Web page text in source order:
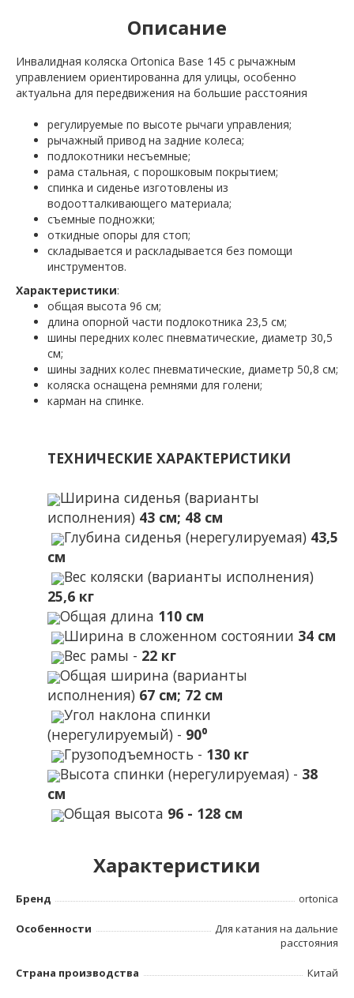
Описание
Инвалидная коляска Ortonica Base 145 с рычажным
управлением ориентированна для улицы, особенно
актуальна для передвижения на большие расстояния
регулируемые по высоте рычаги управления;
рычажный привод на задние колеса;
подлокотники несъемные;
рама стальная, с порошковым покрытием;
спинка и сиденье изготовлены из
водоотталкивающего материала;
съемные подножки;
откидные опоры для стоп;
складывается и раскладывается без помощи
инструментов.
Характеристики:
общая высота 96 см;
длина опорной части подлокотника 23,5 см;
шины передних колес пневматические, диаметр 30,5
см;
шины задних колес пневматические, диаметр 50,8 см;
коляска оснащена ремнями для голени;
карман на спинке.
ТЕХНИЧЕСКИЕ ХАРАКТЕРИСТИКИ
Ширина сиденья (варианты
исполнения) 43 см; 48 см
Глубина сиденья (нерегулируемая) 43,5
см
Вес коляски (варианты исполнения)
25,6 кг
Общая длина 110 см
Ширина в сложенном состоянии 34 см
Вес рамы - 22 кг
Общая ширина (варианты
исполнения) 67 см; 72 см
Угол наклона спинки
(нерегулируемый) - 90⁰
Грузоподъемность - 130 кг
Высота спинки (нерегулируемая) - 38
см
Общая высота 96 - 128 см
Характеристики
Бренд ortonica
Особенности
Для катания на дальние
расстояния
Страна производства Китай